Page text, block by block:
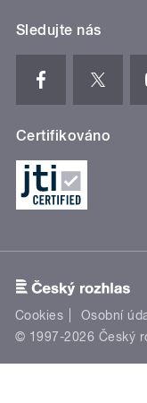
Sledujte nás
Certifikováno
Cookies Osobní
© 1997-2026 Český